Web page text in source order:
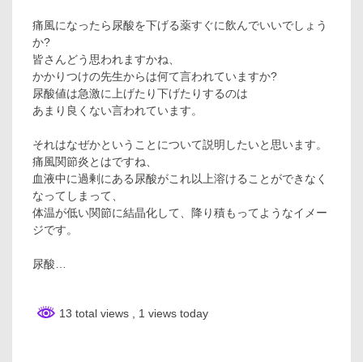
痛風になったら尿酸を下げる薬すぐに飲んでいいでしょう
か?
皆さんどう思われますかね、
かかりつけの先生からは何て言われていますか?
尿酸値は急激に上げたり下げたりするのは
あまり良くない言われています。
それはなぜかということについて説明したいと思います。
痛風関節炎とはですね、
血液中に過剰にある尿酸がこれ以上溶けることができなく
なってしまって、
体温が低い関節に結晶化して、降り積もってようなイメー
ジです。
尿酸…
13 total views , 1 views today